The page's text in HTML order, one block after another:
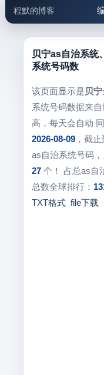
程默的博客
邮件工具贝宁as自治系统
系统号码数
该页面显示是贝宁
系统号码数据来
高，每天会自动
2026-08-09，截止
as自治系统号码
27个！ 占总as自
总数全球排行：
TXT格式 file下载